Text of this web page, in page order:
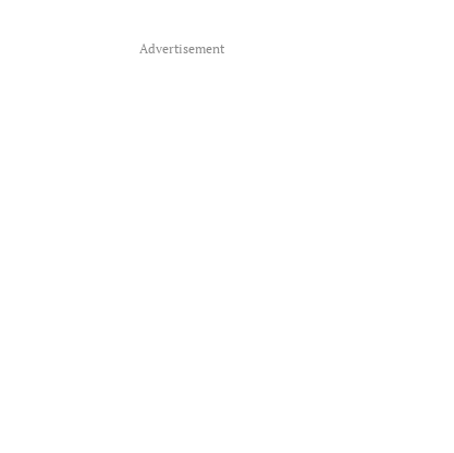
Advertisement